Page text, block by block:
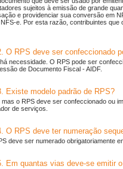
sujeitos à emissão de grande
e providenciar sua conversão em
e. Por esta razão, contribuintes que
O RPS deve ser confeccionado
necessidade. O RPS pode ser
de Documento Fiscal - AIDF.
Existe modelo padrão de RPS?
mas o RPS deve ser confeccionado ou
de serviços.
O RPS deve ter numeração
deve ser numerado obrigatoriamente
Em quantas vias deve-se emitir